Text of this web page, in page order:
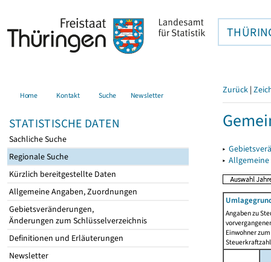
Home Kontakt Suche Newsletter
STATISTISCHE DATEN
Sachliche Suche
Regionale Suche
Kürzlich bereitgestellte Daten
Allgemeine Angaben, Zuordnungen
Gebietsveränderungen,
Änderungen zum Schlüsselverzeichnis
Definitionen und Erläuterungen
Newsletter
Zurück |
▸
▸
Angaben zu
Einwohner